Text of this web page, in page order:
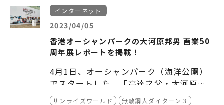
O、SENDAI、KOSHIGAYA】
■主人公キャラクター身長計
【YOKOHAMA、HAKATA】
■■「サンライズワールド」オリジナルグッズ
EC サイトにて販売中！
過去開催した有料展示(スペシャルエキシビシ
グッズの一部をこちらのEC サイトで取り扱い
対象年齢：15歳以上
販売サイト：
●A-on STORE（
m/item-1000228087/）
●サンライズストア（https://p-bandai.jp/it
em/item-1000194258/）
●Joshinディスクピア(https://joshinweb.j
p/dp/4934569975997.html )
masan.jp/products/4934569975997）
インターネット
2023/04/05
香港オーシャンパークの大河原邦男 画業50
周年展レポートを掲載！
4月1日、オーシャンパーク（海洋公園）
でスタートした、「高達之父・大河原邦
男50周年展（Father of Gundam Okawa
どうぞご確認ください。
サンライズワールド
無敵鋼人ダイターン３